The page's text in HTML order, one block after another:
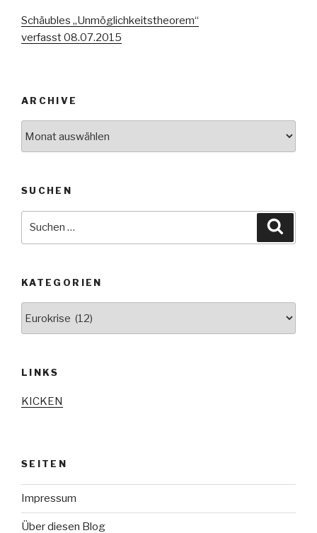
Schäubles „Unmöglichkeitstheorem“
verfasst 08.07.2015
ARCHIVE
SUCHEN
KATEGORIEN
LINKS
KICKEN
SEITEN
Impressum
Über diesen Blog